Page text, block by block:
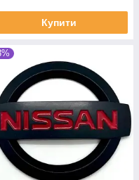
Купити